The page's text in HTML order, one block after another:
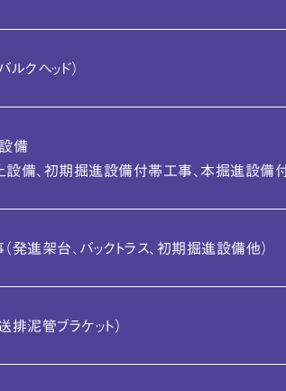
ルクヘッド）
備
備、 初期掘進設備付帯工事、本掘進設備
（発進架台、バックトラス、初期掘進設備他）
送排泥管ブラケット）